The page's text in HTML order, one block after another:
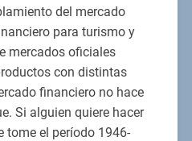
del mercado
para turismo y
mercados oficiales
con distintas
financiero no hace
Si alguien quiere hacer
tome el período 1946-